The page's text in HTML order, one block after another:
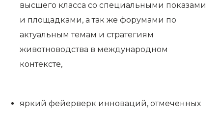
высшего класса со специальными показами
и площадками, а так же форумами по
актуальным темам и стратегиям
животноводства в международном
контексте,
яркий фейерверк инноваций, отмеченных